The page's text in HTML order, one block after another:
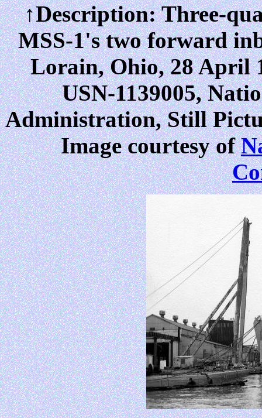
↑Description: Three-
MSS-1's two forward
Lorain, Ohio, 28 April
USN-1139005,
Administration, Still
Image courtesy of